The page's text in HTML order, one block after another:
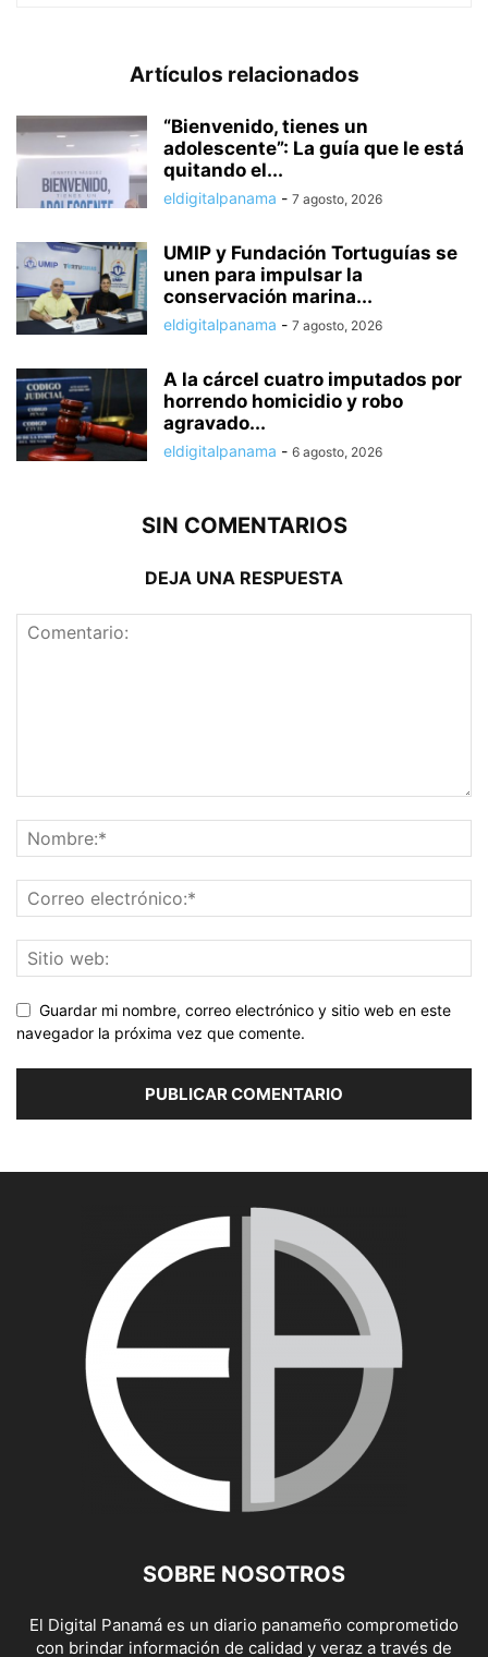
Artículos relacionados
“Bienvenido, tienes un
adolescente”: La guía que le está
quitando el...
eldigitalpanama - 7 agosto, 2026
UMIP y Fundación Tortuguías se
unen para impulsar la
conservación marina...
eldigitalpanama - 7 agosto, 2026
A la cárcel cuatro imputados por
horrendo homicidio y robo
agravado...
eldigitalpanama - 6 agosto, 2026
SIN COMENTARIOS
DEJA UNA RESPUESTA
Guardar mi nombre, correo electrónico y sitio web en este
navegador la próxima vez que comente.
SOBRE NOSOTROS
El Digital Panamá es un diario panameño comprometido
con brindar información de calidad y veraz a través de